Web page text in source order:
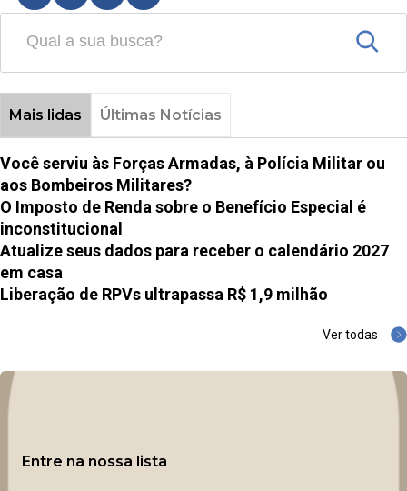
Mais lidas Últimas Notícias
Você serviu às Forças Armadas, à Polícia Militar ou
aos Bombeiros Militares?
O Imposto de Renda sobre o Benefício Especial é
inconstitucional
Atualize seus dados para receber o calendário 2027
em casa
Liberação de RPVs ultrapassa R$ 1,9 milhão
Ver todas
Entre na nossa lista